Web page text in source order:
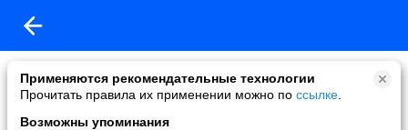
Применяются рекомендательные технологии
Прочитать правила их применении можно по ссылке
Возможны упоминания